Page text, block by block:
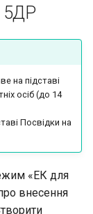
5ДР
на підставі
осіб (до 14
Посвідки на
«ЕК для
внесення